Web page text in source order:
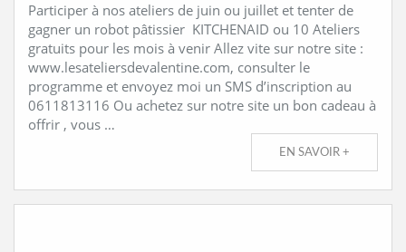
Participer à nos ateliers de juin ou juillet et tenter de
gagner un robot pâtissier KITCHENAID ou 10 Ateliers
gratuits pour les mois à venir Allez vite sur notre site :
www.lesateliersdevalentine.com, consulter le
programme et envoyez moi un SMS d’inscription au
0611813116 Ou achetez sur notre site un bon cadeau à
offrir , vous …
EN SAVOIR +